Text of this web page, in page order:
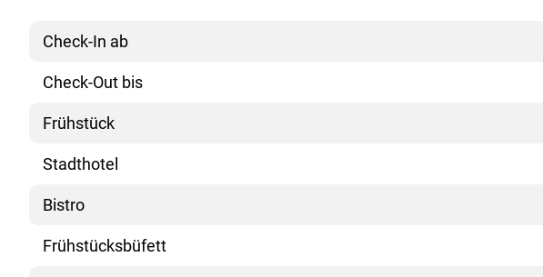
Check-In ab
Check-Out bis
Frühstück
Stadthotel
Bistro
Frühstücksbüfett